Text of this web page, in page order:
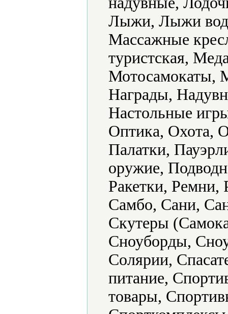
Лыжи, Лыжи
Массажные
туристская,
Мотосамокаты,
Награды,
Настольные
Оптика, Охота,
Палатки,
оружие,
Ракетки, Ремни,
Самбо, Сани,
Скутеры
Сноуборды,
Солярии,
питание,
товары,